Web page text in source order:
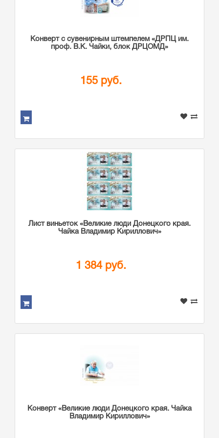
Конверт с сувенирным штемпелем «ДРПЦ им.
проф. В.К. Чайки, блок ДРЦОМД»
155 руб.
Лист виньеток «Великие люди Донецкого края.
Чайка Владимир Кириллович»
1 384 руб.
Конверт «Великие люди Донецкого края. Чайка
Владимир Кириллович»